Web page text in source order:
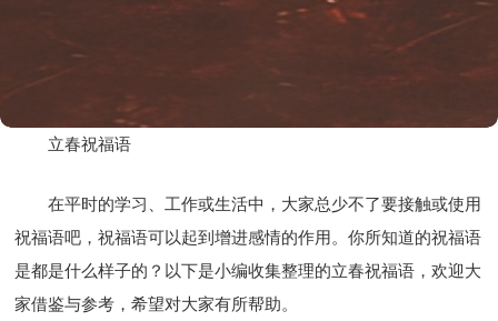
立春祝福语
在平时的学习、工作或生活中，大家总少不了要接触或使用
祝福语吧，祝福语可以起到增进感情的作用。你所知道的祝福语
是都是什么样子的？以下是小编收集整理的立春祝福语，欢迎大
家借鉴与参考，希望对大家有所帮助。